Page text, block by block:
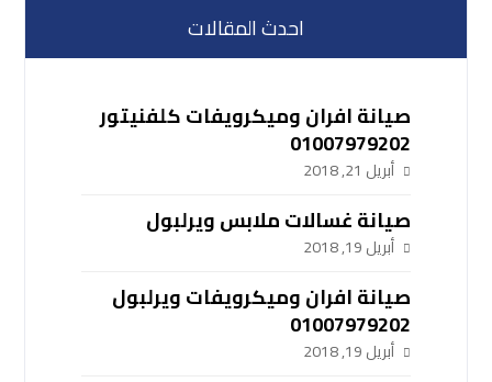
احدث المقالات
صيانة افران وميكرويفات كلفنيتور
01007979202
أبريل 21, 2018
صيانة غسالات ملابس ويرلبول
أبريل 19, 2018
صيانة افران وميكرويفات ويرلبول
01007979202
أبريل 19, 2018